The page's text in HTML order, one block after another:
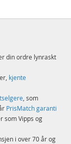
din ordre lynraskt
kjente
, som
PrisMatch garanti
som Vipps og
i over 70 år og